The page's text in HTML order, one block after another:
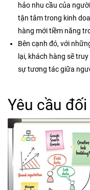
hảo nhu cầu của
tận tâm trong kinh
hàng mới tiềm năng
Bên cạnh đó, với
lại, khách hàng sẽ
sự tương tác giữa
Yêu cầu